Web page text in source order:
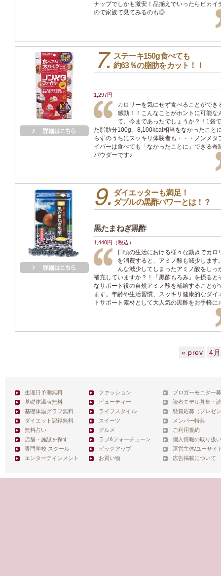
ナップでしかも激安！品揃えでいったらピカイ
ので家族で見てみるのも◎
ステーキ150g食べても
約63％の脂肪をカット！！
1,297円
カロリーを気にせず食べることができ
感動！！こんなことがホントに可能な
て、今まであったでしょうか？！1袋
た脂肪分100g、8,100kcal相当をなかったこと
らずのうちにスッキリ体験者も・・・ノンメタ
イバーは食べても「なかったことに」できる奇
パウダーです♪
ダイエッターも満足！
ダブルの黒酢パワーとは！？
黒たまねぎ黒酢
1,440円（税込）
日頃の生活における様々な動きでカロ
を消費すると、アミノ酸も減少します
んな減少してしまったアミノ酸をしっ
補充していますか？！「黒酢もろみ」を摂ると
なサポート役の自然アミノ酸を補給することが
ます。年齢や生活習慣、スッキリ健康的なダイ
トサポート素材として大人気の黒酢をお手軽に♪
« prev 4月
生理日予測無料
基礎体温表無料
基礎体温グラフ無料
ダイエット記録無料
無料占い
店舗・施設を探す
専門学校 スクール
エンターテインメント
ファッション
ビューティー
ライフスタイル
スイーツ
グルメ
ラブ&フォーチューン
ピックアップ
お買い物
ブロガーモニター
読者モデル募集・
懸賞応募（プレゼ
メンバー特典
ご利用規約
個人情報の取り扱
運営主体/ユーサイ
広告掲載について